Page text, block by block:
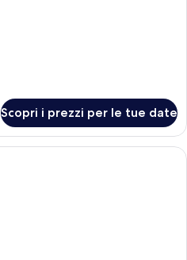
Scopri i prezzi per le tue date